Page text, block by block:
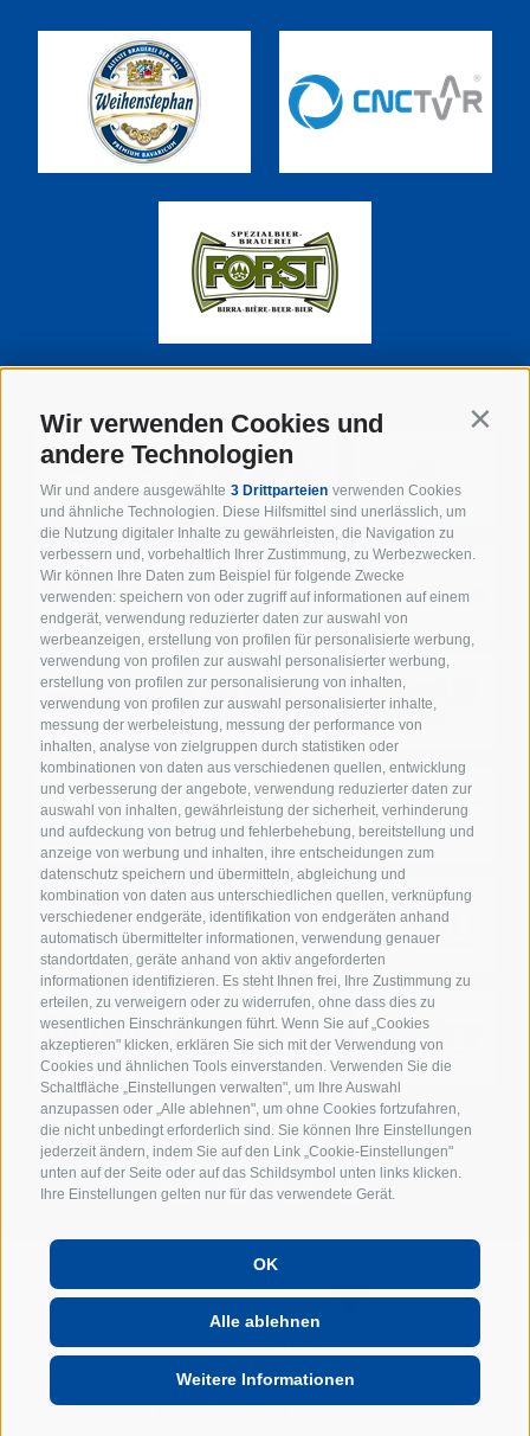
Wir verwenden Cookies und
andere Technologien
Wir und andere ausgewählte 3 Drittparteien verwenden Cookies
und ähnliche Technologien. Diese Hilfsmittel sind unerlässlich, um
die Nutzung digitaler Inhalte zu gewährleisten, die Navigation zu
verbessern und, vorbehaltlich Ihrer Zustimmung, zu Werbezwecken.
Wir können Ihre Daten zum Beispiel für folgende Zwecke
verwenden: speichern von oder zugriff auf informationen auf einem
endgerät, verwendung reduzierter daten zur auswahl von
werbeanzeigen, erstellung von profilen für personalisierte werbung,
verwendung von profilen zur auswahl personalisierter werbung,
erstellung von profilen zur personalisierung von inhalten,
verwendung von profilen zur auswahl personalisierter inhalte,
messung der werbeleistung, messung der performance von
inhalten, analyse von zielgruppen durch statistiken oder
kombinationen von daten aus verschiedenen quellen, entwicklung
und verbesserung der angebote, verwendung reduzierter daten zur
auswahl von inhalten, gewährleistung der sicherheit, verhinderung
und aufdeckung von betrug und fehlerbehebung, bereitstellung und
anzeige von werbung und inhalten, ihre entscheidungen zum
datenschutz speichern und übermitteln, abgleichung und
kombination von daten aus unterschiedlichen quellen, verknüpfung
verschiedener endgeräte, identifikation von endgeräten anhand
automatisch übermittelter informationen, verwendung genauer
standortdaten, geräte anhand von aktiv angeforderten
informationen identifizieren. Es steht Ihnen frei, Ihre Zustimmung zu
erteilen, zu verweigern oder zu widerrufen, ohne dass dies zu
wesentlichen Einschränkungen führt. Wenn Sie auf „Cookies
akzeptieren" klicken, erklären Sie sich mit der Verwendung von
Cookies und ähnlichen Tools einverstanden. Verwenden Sie die
Schaltfläche „Einstellungen verwalten", um Ihre Auswahl
anzupassen oder „Alle ablehnen", um ohne Cookies fortzufahren,
die nicht unbedingt erforderlich sind. Sie können Ihre Einstellungen
jederzeit ändern, indem Sie auf den Link „Cookie-Einstellungen"
unten auf der Seite oder auf das Schildsymbol unten links klicken.
Ihre Einstellungen gelten nur für das verwendete Gerät.
OK
Alle ablehnen
Weitere Informationen
POWERED BY